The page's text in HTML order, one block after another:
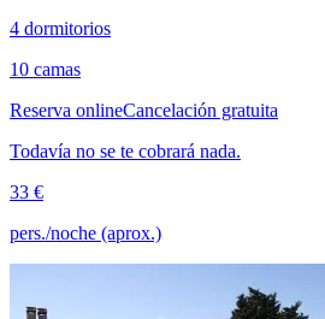
4 dormitorios
10 camas
Reserva onlineCancelación gratuita
Todavía no se te cobrará nada.
33 €
pers./noche (aprox.)